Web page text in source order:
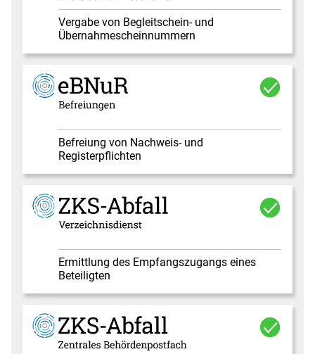
Vergabe von Begleitschein- und
Übernahmescheinnummern
Befreiung von Nachweis- und
Registerpflichten
Ermittlung des Empfangszugangs eines
Beteiligten